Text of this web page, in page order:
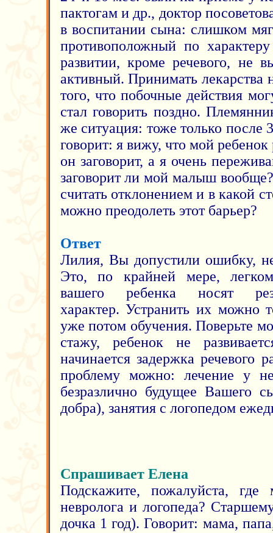
пактогам и др., доктор
в воспитании сына: слишком
противоположный по
развитии, кроме речевого, не
активный. Принимать
того, что побочные действия
стал говорить поздно.
же ситуация: тоже только после
говорит: я вижу, что мой ребенок
он заговорит, а я очень
заговорит ли мой малыш
считать отклонением и в какой
можно преодолеть этот барьер?
Ответ
Лилия, Вы допустили ошибку,
Это, по крайней мере,
вашего ребенка носят
характер. Устранить их можно
уже потом обучения. Поверьте
стажу, ребенок не
начинается задержка речевого
проблему можно: лечение у
безразлично будущее Вашего
добра), занятия с логопедом
Спрашивает Елена
Подскажите, пожалуйста,
невролога и логопеда?
дочка 1 год). Говорит: мама,